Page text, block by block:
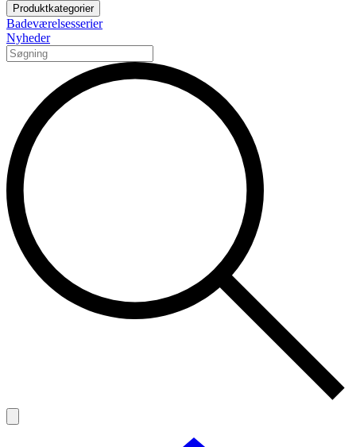
Produktkategorier
Badeværelsesserier
Nyheder